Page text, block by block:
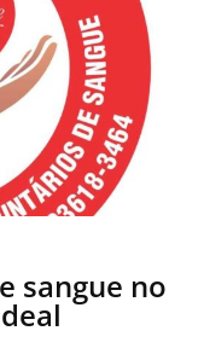
sangue no